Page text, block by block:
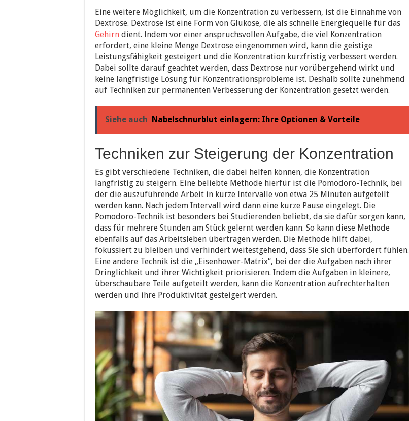
Eine weitere Möglichkeit, um die Konzentration zu verbessern, ist die Einnahme von
Dextrose. Dextrose ist eine Form von Glukose, die als schnelle Energiequelle für das
Gehirn dient. Indem vor einer anspruchsvollen Aufgabe, die viel Konzentration
erfordert, eine kleine Menge Dextrose eingenommen wird, kann die geistige
Leistungsfähigkeit gesteigert und die Konzentration kurzfristig verbessert werden.
Dabei sollte darauf geachtet werden, dass Dextrose nur vorübergehend wirkt und
keine langfristige Lösung für Konzentrationsprobleme ist. Deshalb sollte zunehmend
auf Techniken zur permanenten Verbesserung der Konzentration gesetzt werden.
Siehe auch Nabelschnurblut einlagern: Ihre Optionen & Vorteile
Techniken zur Steigerung der Konzentration
Es gibt verschiedene Techniken, die dabei helfen können, die Konzentration
langfristig zu steigern. Eine beliebte Methode hierfür ist die Pomodoro-Technik, bei
der die auszuführende Arbeit in kurze Intervalle von etwa 25 Minuten aufgeteilt
werden kann. Nach jedem Intervall wird dann eine kurze Pause eingelegt. Die
Pomodoro-Technik ist besonders bei Studierenden beliebt, da sie dafür sorgen kann,
dass für mehrere Stunden am Stück gelernt werden kann. So kann diese Methode
ebenfalls auf das Arbeitsleben übertragen werden. Die Methode hilft dabei,
fokussiert zu bleiben und verhindert weitestgehend, dass Sie sich überfordert fühlen.
Eine andere Technik ist die „Eisenhower-Matrix“, bei der die Aufgaben nach ihrer
Dringlichkeit und ihrer Wichtigkeit priorisieren. Indem die Aufgaben in kleinere,
überschaubare Teile aufgeteilt werden, kann die Konzentration aufrechterhalten
werden und ihre Produktivität gesteigert werden.